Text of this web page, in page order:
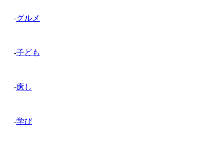
-グルメ
-子ども
-癒し
-学び